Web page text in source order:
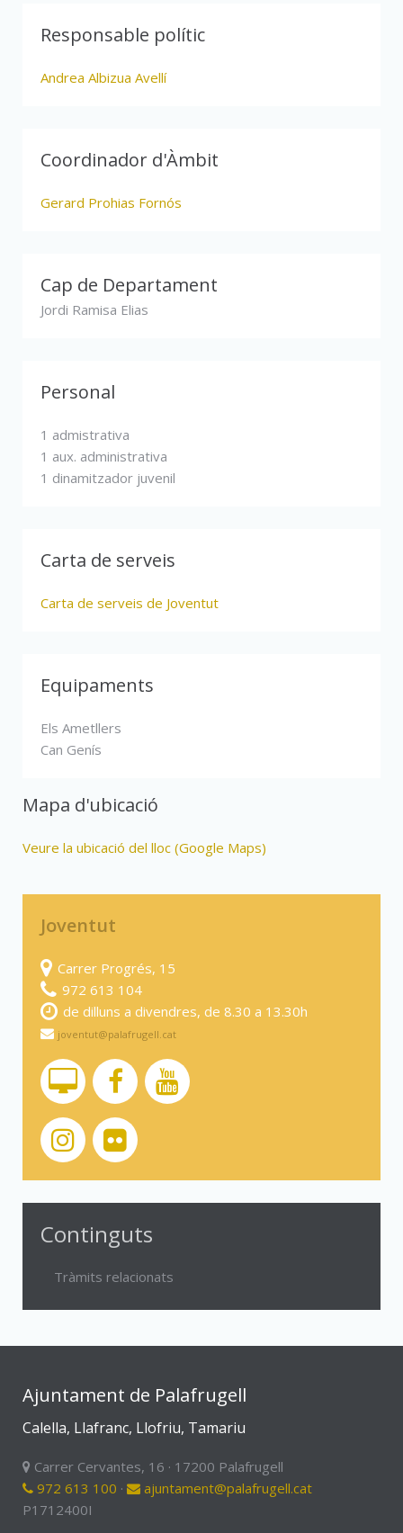
Responsable polític
Andrea Albizua Avellí
Coordinador d'Àmbit
Gerard Prohias Fornós
Cap de Departament
Jordi Ramisa Elias
Personal
1 admistrativa
1 aux. administrativa
1 dinamitzador juvenil
Carta de serveis
Carta de serveis de Joventut
Equipaments
Els Ametllers
Can Genís
Mapa d'ubicació
Veure la ubicació del lloc (Google Maps)
Joventut
Carrer Progrés, 15
972 613 104
de dilluns a divendres, de 8.30 a 13.30h
joventut@palafrugell.cat
Continguts
Tràmits relacionats
Ajuntament de Palafrugell
Calella, Llafranc, Llofriu, Tamariu
Carrer Cervantes, 16 · 17200 Palafrugell
972 613 100 ·
ajuntament@palafrugell.cat
P1712400I